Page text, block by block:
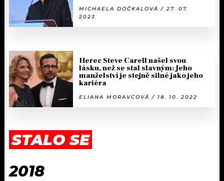
MICHAELA DOČKALOVÁ / 27. 07.
2023
Herec Steve Carell našel svou
lásku, než se stal slavným: Jeho
manželství je stejně silné jako jeho
kariéra
ELIANA MORAVCOVÁ / 18. 10. 2022
STALO SE
2018